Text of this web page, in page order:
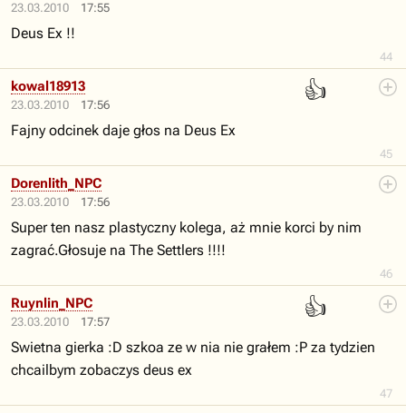
23.03.2010 17:55
44
Deus Ex !!
23.03.2010 17:56
👍
45
kowal18913
Fajny odcinek daje głos na Deus Ex
23.03.2010 17:56
46
Dorenlith_NPC
Super ten nasz plastyczny kolega, aż mnie korci by nim
zagrać.Głosuje na The Settlers !!!!
23.03.2010 17:57
👍
47
Ruynlin_NPC
Swietna gierka :D szkoa ze w nia nie grałem :P za tydzien
chcailbym zobaczys deus ex